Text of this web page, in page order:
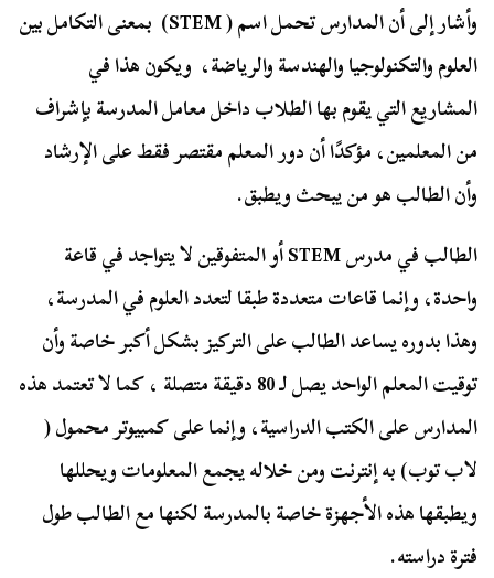
وأشار إلى أن المدارس تحمل اسم ( STEM) بمعنى التكامل بين
العلوم والتكنولوجيا والهندسة والرياضة، ويكون هذا في
المشاريع التي يقوم بها الطلاب داخل معامل المدرسة بإشراف
من المعلمين، مؤكدًا أن دور المعلم مقتصر فقط على الإرشاد
وأن الطالب هو من يبحث ويطبق.
الطالب في مدرس STEM أو المتفوقين لا يتواجد في قاعة
واحدة، وإنما قاعات متعددة طبقا لتعدد العلوم في المدرسة،
وهذا بدوره يساعد الطالب على التركيز بشكل أكبر خاصة وأن
توقيت المعلم الواحد يصل لـ 80 دقيقة متصلة ، كما لا تعتمد هذه
المدارس على الكتب الدراسية، وإنما على كمبيوتر محمول (
لاب توب) به إنترنت ومن خلاله يجمع المعلومات ويحللها
ويطبقها هذه الأجهزة خاصة بالمدرسة لكنها مع الطالب طول
فترة دراسته.